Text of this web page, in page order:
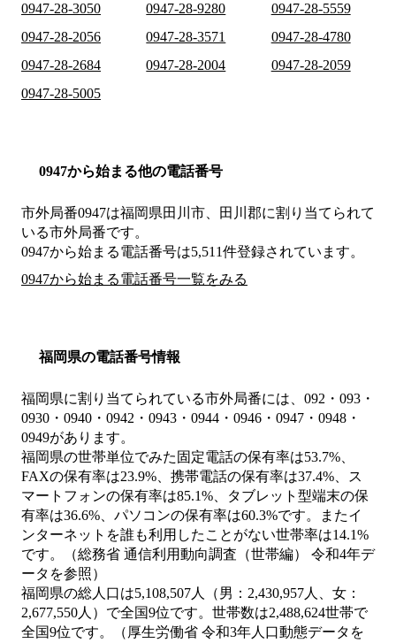
0947-28-3050
0947-28-9280
0947-28-5559
0947-28-2056
0947-28-3571
0947-28-4780
0947-28-2684
0947-28-2004
0947-28-2059
0947-28-5005
0947から始まる他の電話番号
市外局番0947は福岡県田川市、田川郡に割り当てられて
いる市外局番です。
0947から始まる電話番号は5,511件登録されています。
0947から始まる電話番号一覧をみる
福岡県の電話番号情報
福岡県に割り当てられている市外局番には、092・093・
0930・0940・0942・0943・0944・0946・0947・0948・
0949があります。
福岡県の世帯単位でみた固定電話の保有率は53.7%、
FAXの保有率は23.9%、携帯電話の保有率は37.4%、ス
マートフォンの保有率は85.1%、タブレット型端末の保
有率は36.6%、パソコンの保有率は60.3%です。またイ
ンターネットを誰も利用したことがない世帯率は14.1%
です。（総務省 通信利用動向調査（世帯編） 令和4年デ
ータを参照）
福岡県の総人口は5,108,507人（男：2,430,957人、女：
2,677,550人）で全国9位です。世帯数は2,488,624世帯で
全国9位です。（厚生労働省 令和3年人口動態データを